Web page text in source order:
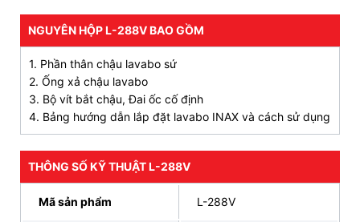
288V
NGUYÊN HỘP L-288V BAO GỒM
1. Phần thân chậu lavabo sứ
2. Ống xả chậu lavabo
3. Bộ vít bắt chậu, Đai ốc cố định
4. Bảng hướng dẫn lắp đặt lavabo INAX và cách sử dụng
THÔNG SỐ KỸ THUẬT L-288V
Mã sản phẩm L-288V